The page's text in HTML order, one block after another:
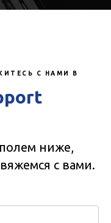
С НАМИ В
ниже,
с вами.